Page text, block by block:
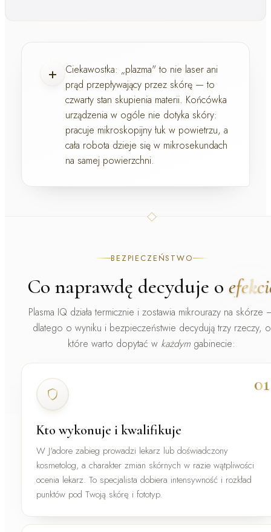
+ Ciekawostka: „plazma" to nie laser ani
prąd przepływający przez skórę — to
czwarty stan skupienia materii. Końcówka
urządzenia w ogóle nie dotyka skóry:
pracuje mikroskopijny łuk w powietrzu, a
cała robota dzieje się w mikrosekundach
na samej powierzchni.
BEZPIECZEŃSTWO
Co naprawdę decyduje o
Plasma IQ działa termicznie i zostawia mikrourazy na skórze
dlatego o wyniku i bezpieczeństwie decydują trzy rzeczy, o
które warto dopytać w każdym gabinecie:
01
Kto wykonuje i kwalifikuje
W J'adore zabieg prowadzi lekarz lub doświadczony
kosmetolog, a charakter zmian skórnych w razie wątpliwości
ocenia lekarz. To specjalista dobiera intensywność i rozkład
punktów pod Twoją skórę i fototyp.